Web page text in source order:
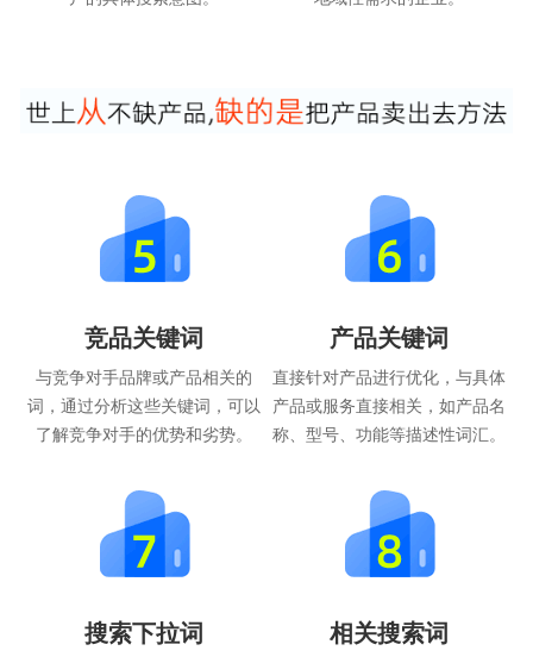
竞品关键词
与竞争对手品牌或产品相关的
词，通过分析这些关键词，可以
了解竞争对手的优势和劣势。
产品关键词
直接针对产品进行优化，与具体
产品或服务直接相关，如产品名
称、型号、功能等描述性词汇。
搜索下拉词 相关搜索词